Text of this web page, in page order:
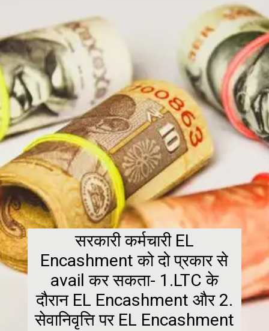
सरकारी कर्मचारी EL
Encashment को दो प्रकार से
avail कर सकता- 1.LTC के
दौरान EL Encashment और 2.
सेवानिवृत्ति पर EL Encashment